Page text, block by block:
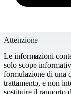
Attenzione
Le informazioni
solo scopo
formulazione di una
trattamento, e non
sostituire il rapporto